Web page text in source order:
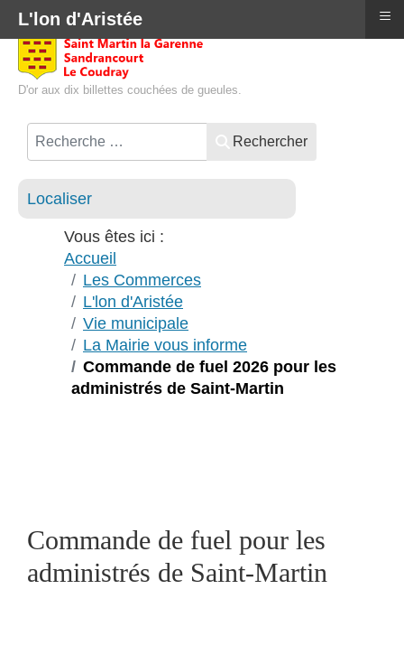
D'or aux dix billettes couchées de gueules.
Rechercher
Localiser
Vous êtes ici :
Accueil
Les Commerces
L'lon d'Aristée
Vie municipale
La Mairie vous informe
Commande de fuel 2026 pour les
administrés de Saint-Martin
Commande de fuel pour les
administrés de Saint-Martin
L'lon d'Aristée ≡